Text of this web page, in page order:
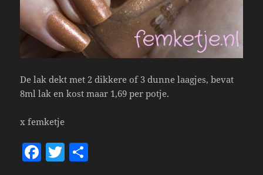
De lak dekt met 2 dikkere of 3 dunne laagjes, bevat
8ml lak en kost maar 1,69 per potje.
x femketje
F T